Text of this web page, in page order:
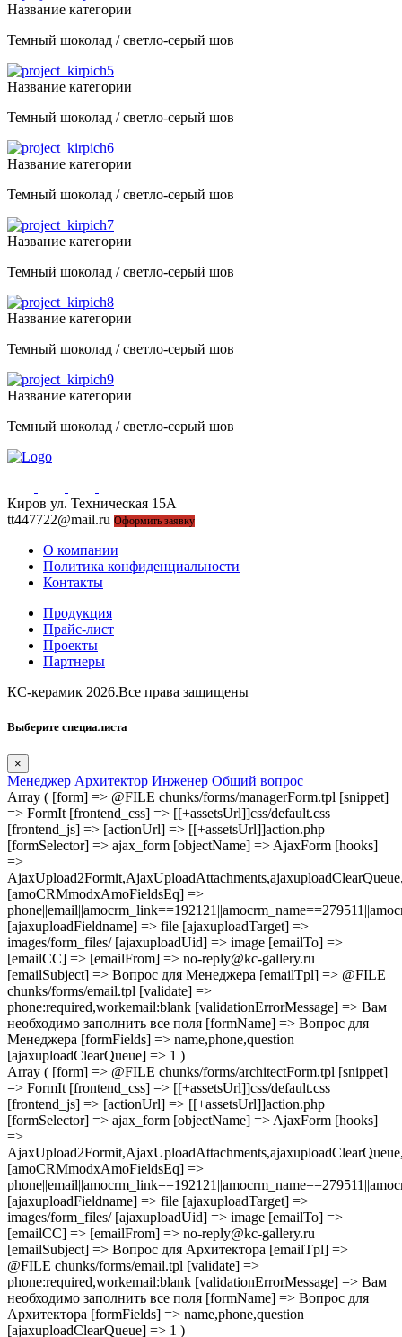
Название категории
Темный шоколад / светло-серый шов
Название категории
Темный шоколад / светло-серый шов
Название категории
Темный шоколад / светло-серый шов
Название категории
Темный шоколад / светло-серый шов
Название категории
Темный шоколад / светло-серый шов
Название категории
Темный шоколад / светло-серый шов
Киров ул. Техническая 15А
tt447722@mail.ru Оформить заявку
О компании
Политика конфиденциальности
Контакты
Продукция
Прайс-лист
Проекты
Партнеры
КС-керамик 2026.Все права защищены
Выберите специалиста
×
Менеджер Архитектор Инженер Общий вопрос
Array ( [form] => @FILE chunks/forms/managerForm.tpl [snippet]
=> FormIt [frontend_css] => [[+assetsUrl]]css/default.css
[frontend_js] => [actionUrl] => [[+assetsUrl]]action.php
[formSelector] => ajax_form [objectName] => AjaxForm [hooks]
=>
[amoCRMmodxAmoFieldsEq] =>
[ajaxuploadFieldname] => file [ajaxuploadTarget] =>
images/form_files/ [ajaxuploadUid] => image [emailTo] =>
[emailCC] => [emailFrom] => no-reply@kc-gallery.ru
[emailSubject] => Вопрос для Менеджера [emailTpl] => @FILE
chunks/forms/email.tpl [validate] =>
phone:required,workemail:blank [validationErrorMessage] => Вам
необходимо заполнить все поля [formName] => Вопрос для
Менеджера [formFields] => name,phone,question
[ajaxuploadClearQueue] => 1 )
Array ( [form] => @FILE chunks/forms/architectForm.tpl [snippet]
=> FormIt [frontend_css] => [[+assetsUrl]]css/default.css
[frontend_js] => [actionUrl] => [[+assetsUrl]]action.php
[formSelector] => ajax_form [objectName] => AjaxForm [hooks]
=>
[amoCRMmodxAmoFieldsEq] =>
[ajaxuploadFieldname] => file [ajaxuploadTarget] =>
images/form_files/ [ajaxuploadUid] => image [emailTo] =>
[emailCC] => [emailFrom] => no-reply@kc-gallery.ru
[emailSubject] => Вопрос для Архитектора [emailTpl] =>
@FILE chunks/forms/email.tpl [validate] =>
phone:required,workemail:blank [validationErrorMessage] => Вам
необходимо заполнить все поля [formName] => Вопрос для
Архитектора [formFields] => name,phone,question
[ajaxuploadClearQueue] => 1 )